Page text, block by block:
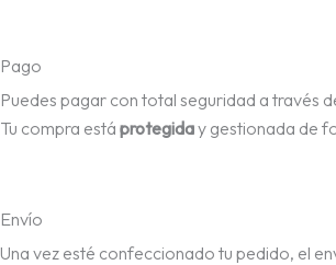
Pago
Puedes pagar con total seguridad a través
Tu compra está protegiday gestionada de
Envío
Una vez esté confeccionado tu pedido, el